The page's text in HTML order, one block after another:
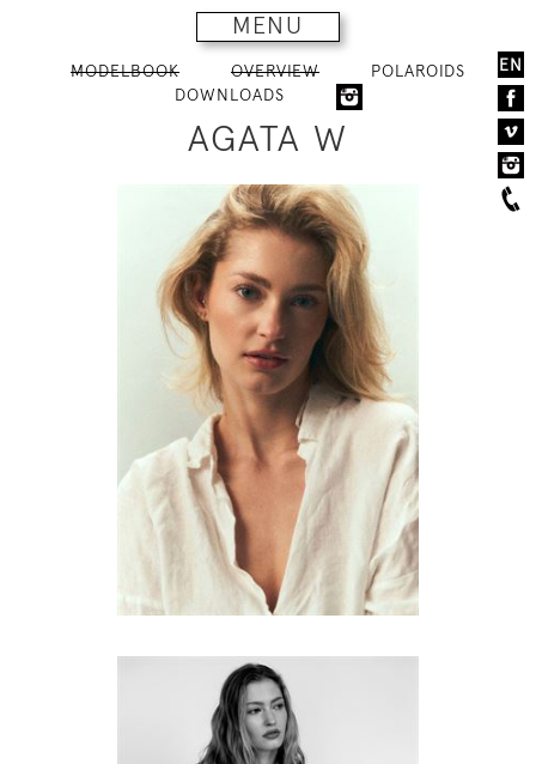
MENU
EN
MODELBOOK OVERVIEW
POLAROIDS
DOWNLOADS
AGATA W